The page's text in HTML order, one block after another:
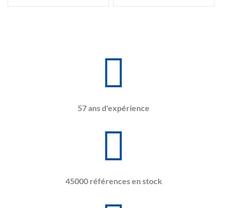
57 ans d'expérience
45000 références en stock